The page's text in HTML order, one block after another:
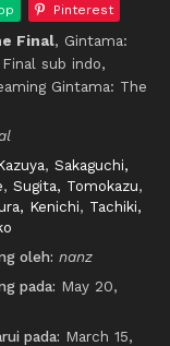
Pinterest
Final, Gintama:
sub indo,
Gintama: The
,Sakaguchi,
,Sugita, Tomokazu,
Kenichi, Tachiki,
oleh: nanz
pada: May 20,
pada: March 15,